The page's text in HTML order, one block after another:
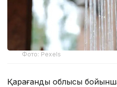
Фото: Pexels
Қарағанды облысы